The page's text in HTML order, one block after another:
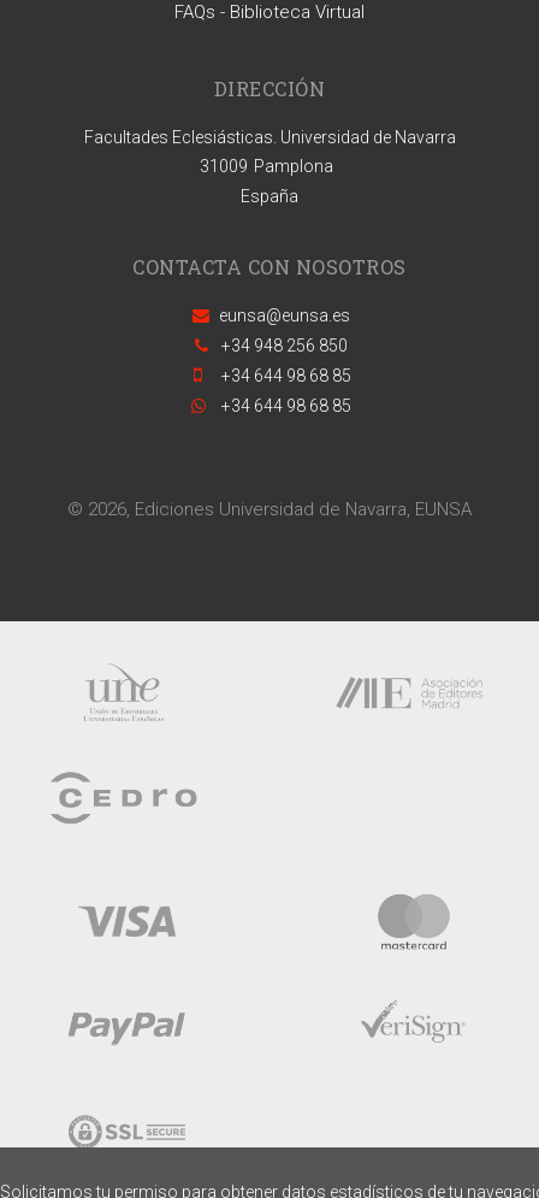
FAQs - Biblioteca Virtual
DIRECCIÓN
Facultades Eclesiásticas. Universidad de Navarra
31009 Pamplona
España
CONTACTA CON NOSOTROS
eunsa@eunsa.es
+34 948 256 850
+34 644 98 68 85
+34 644 98 68 85
© 2026, Ediciones Universidad de Navarra, EUNSA
Solicitamos tu permiso para obtener datos estadísticos de tu